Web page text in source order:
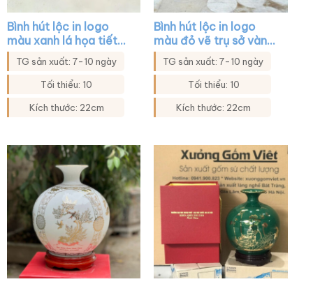
Bình hút lộc in logo
màu xanh lá họa tiết
thuyền buồm xuôi gió
XG-BHL04
TG sản xuất: 7-10 ngày
Tối thiểu: 10
Kích thước: 22cm
Bình hút lộc in logo
màu đỏ vẽ trụ sở vàng
kim XG-BHL47
TG sản xuất: 7-10 ngày
Tối thiểu: 10
Kích thước: 22cm